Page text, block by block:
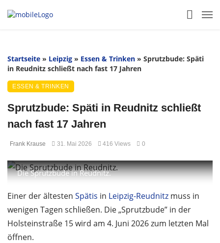
Startseite » Leipzig » Essen & Trinken » Sprutzbude: Späti
in Reudnitz schließt nach fast 17 Jahren
ESSEN & TRINKEN
Sprutzbude: Späti in Reudnitz schließt
nach fast 17 Jahren
Frank Krause 31. Mai 2026 416 Views 0
Die Sprutzbude in Reudnitz.
Einer der ältesten Spätis in Leipzig-Reudnitz muss in
wenigen Tagen schließen. Die „Sprutzbude” in der
Holsteinstraße 15 wird am 4. Juni 2026 zum letzten Mal
öffnen.